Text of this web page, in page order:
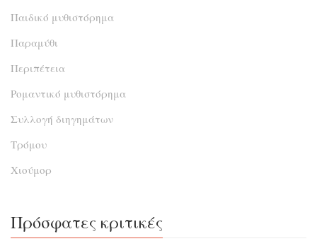
Παιδικό μυθιστόρημα
Παραμύθι
Περιπέτεια
Ρομαντικό μυθιστόρημα
Συλλογή διηγημάτων
Τρόμου
Χιούμορ
Πρόσφατες κριτικές